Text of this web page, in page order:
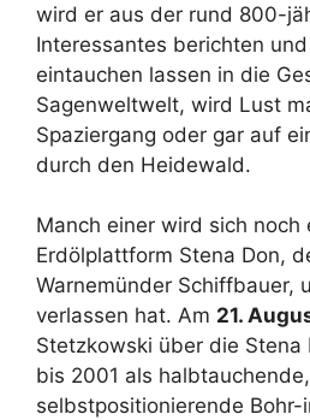
wird er aus der rund 800-
Interessantes berichten
eintauchen lassen in die
Sagenweltwelt, wird Lust
Spaziergang oder gar auf
durch den Heidewald.
Manch einer wird sich noch
Erdölplattform Stena Don,
Warnemünder Schiffbauer,
verlassen hat. Am 21.
Stetzkowski über die Stena
bis 2001 als halbtauchende,
selbstpositionierende Bohr-